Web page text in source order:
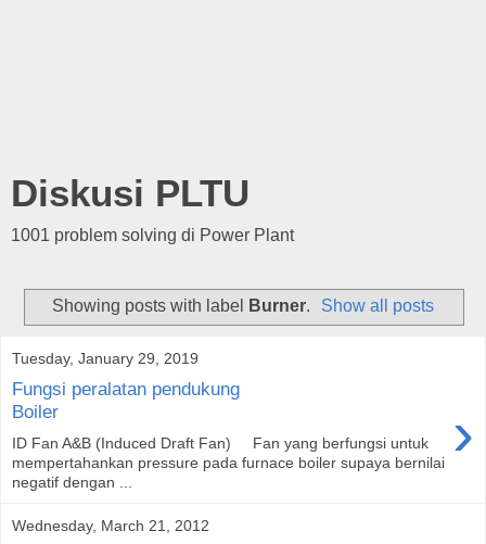
Diskusi PLTU
1001 problem solving di Power Plant
Showing posts with label Burner. Show all posts
Tuesday, January 29, 2019
Fungsi peralatan pendukung
Boiler
›
ID Fan A&B (Induced Draft Fan) Fan yang berfungsi untuk
mempertahankan pressure pada furnace boiler supaya bernilai
negatif dengan ...
Wednesday, March 21, 2012